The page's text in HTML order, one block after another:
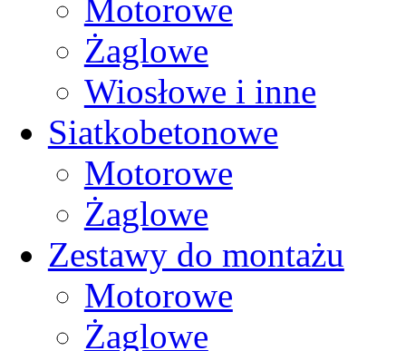
Motorowe
Żaglowe
Wiosłowe i inne
Siatkobetonowe
Motorowe
Żaglowe
Zestawy do montażu
Motorowe
Żaglowe